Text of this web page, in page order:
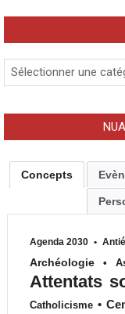
Catégories
Concepts
Agenda 2030 •
Archéologie
•
Attentats
Catholicisme •